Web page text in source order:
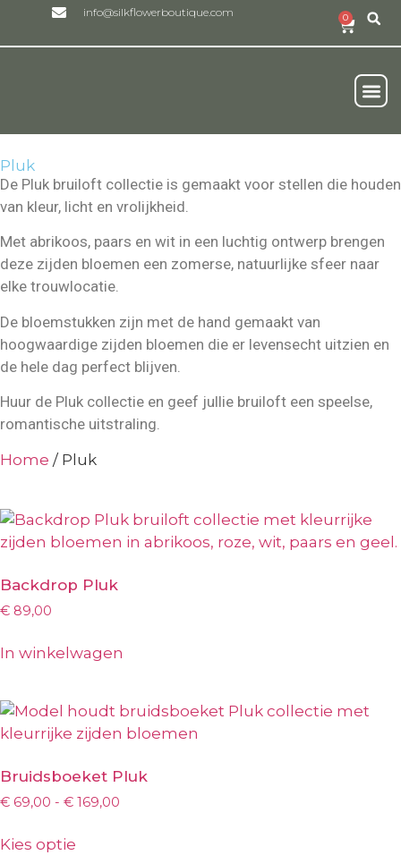
info@silkflowerboutique.com 0
Pluk
De Pluk bruiloft collectie is gemaakt voor stellen die houden
van kleur, licht en vrolijkheid.
Met abrikoos, paars en wit in een luchtig ontwerp brengen
deze zijden bloemen een zomerse, natuurlijke sfeer naar
elke trouwlocatie.
De bloemstukken zijn met de hand gemaakt van
hoogwaardige zijden bloemen die er levensecht uitzien en
de hele dag perfect blijven.
Huur de Pluk collectie en geef jullie bruiloft een speelse,
romantische uitstraling.
Home / Pluk
Backdrop Pluk
€ 89,00
In winkelwagen
Bruidsboeket Pluk
€ 69,00 - € 169,00
Kies optie